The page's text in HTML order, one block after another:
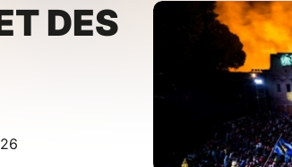
DES